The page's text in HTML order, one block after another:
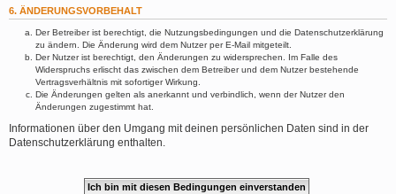
6. ÄNDERUNGSVORBEHALT
Der Betreiber ist berechtigt, die Nutzungsbedingungen und die Datenschutzerklärung
zu ändern. Die Änderung wird dem Nutzer per E-Mail mitgeteilt.
Der Nutzer ist berechtigt, den Änderungen zu widersprechen. Im Falle des
Widerspruchs erlischt das zwischen dem Betreiber und dem Nutzer bestehende
Vertragsverhältnis mit sofortiger Wirkung.
Die Änderungen gelten als anerkannt und verbindlich, wenn der Nutzer den
Änderungen zugestimmt hat.
Informationen über den Umgang mit deinen persönlichen Daten sind in der
Datenschutzerklärung enthalten.